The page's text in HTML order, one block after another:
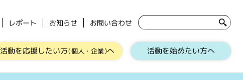
レポート お知らせ お問い合わせ
活動を応援したい方（個人・企業）へ 活動を始めたい方へ